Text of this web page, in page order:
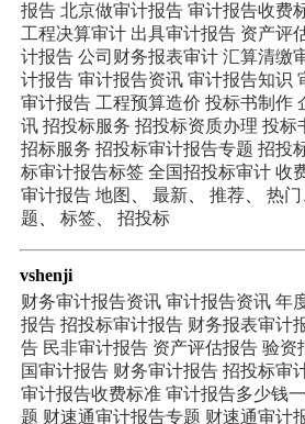
报告 北京做审计报告 审计报告收费
工程决算审计 出具审计报告 资产评
计报告 公司财务报表审计 汇算清缴
计报告 审计报告资讯 审计报告知识
审计报告 工程预算造价 投标书制作
讯 招投标服务 招投标资质办理 投标
招标服务 招投标审计报告专题 招投
标审计报告标签 全国招投标审计 收
审计报告 地图 最新 推荐 热门
题
标签 招投标
vshenji
财务审计报告资讯 审计报告资讯 年
报告 招投标审计报告 财务报表审计
告 民非审计报告 资产评估报告 验资
国审计报告 财务审计报告 招投标审
审计报告收费标准 审计报告多少钱
题 财速通审计报告专题 财速通审计